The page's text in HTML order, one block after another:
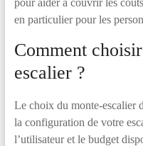
pour aider à couvrir les
en particulier pour les
Comment
escalier ?
Le choix du monte-escalier
la configuration de votre
l’utilisateur et le budget